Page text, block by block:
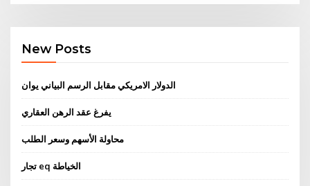
New Posts
الدولار الامريكي مقابل الرسم البياني يوان
يفرغ عقد الرهن العقاري
محاولة الأسهم وسعر الطلب
تجار eq الخياطة